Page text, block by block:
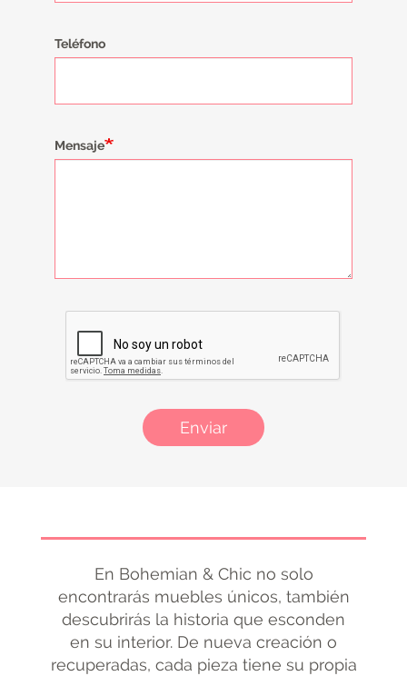
Teléfono
Mensaje
Enviar
En Bohemian & Chic no solo
encontrarás muebles únicos, también
descubrirás la historia que esconden
en su interior. De nueva creación o
recuperadas, cada pieza tiene su propia